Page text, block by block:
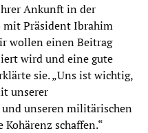
Ankunft in der
mit Präsident Ibrahim
wollen einen Beitrag
wird und eine gute
sie. „Uns ist wichtig,
unserer
unseren militärischen
schaffen.“